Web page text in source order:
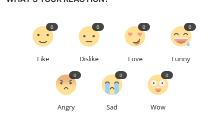
Like
0
Dislike
0
Love
0
Funny
0
Angry
0
Sad
0
Wow
0